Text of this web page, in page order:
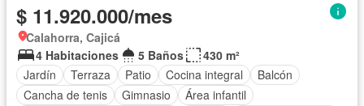
$ 11.920.000/mes
Calahorra, Cajicá
4 Habitaciones
5 Baños
430 m²
Jardín
Terraza Patio Cocina integral
Balcón
Cancha de tenis
Gimnasio
Área infantil